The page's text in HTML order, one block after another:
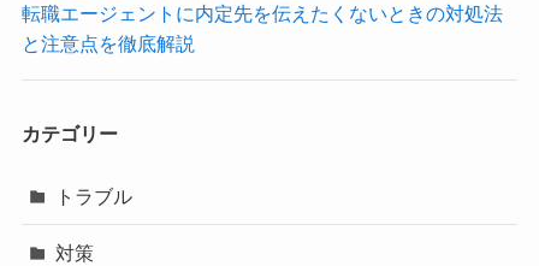
転職エージェントに内定先を伝えたくないときの対処法
と注意点を徹底解説
カテゴリー
トラブル
対策